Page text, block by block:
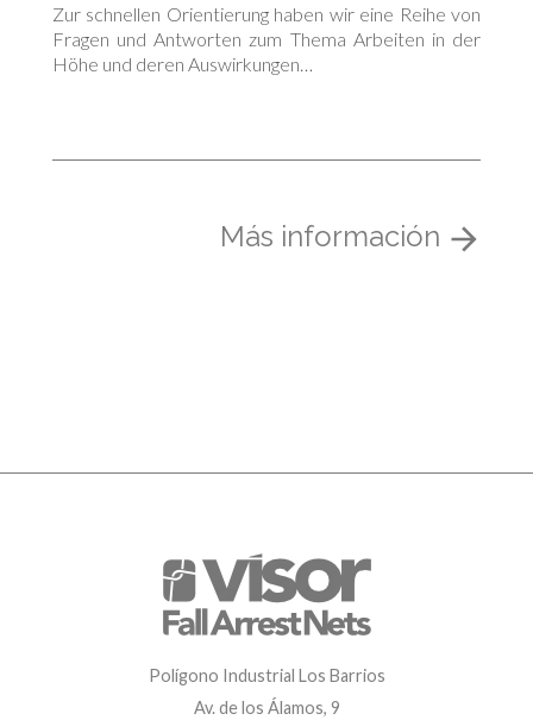
Zur schnellen Orientierung haben wir eine Reihe von
Fragen und Antworten zum Thema Arbeiten in der
Höhe und deren Auswirkungen…
Más información
Polígono Industrial Los Barrios
Av. de los Álamos, 9